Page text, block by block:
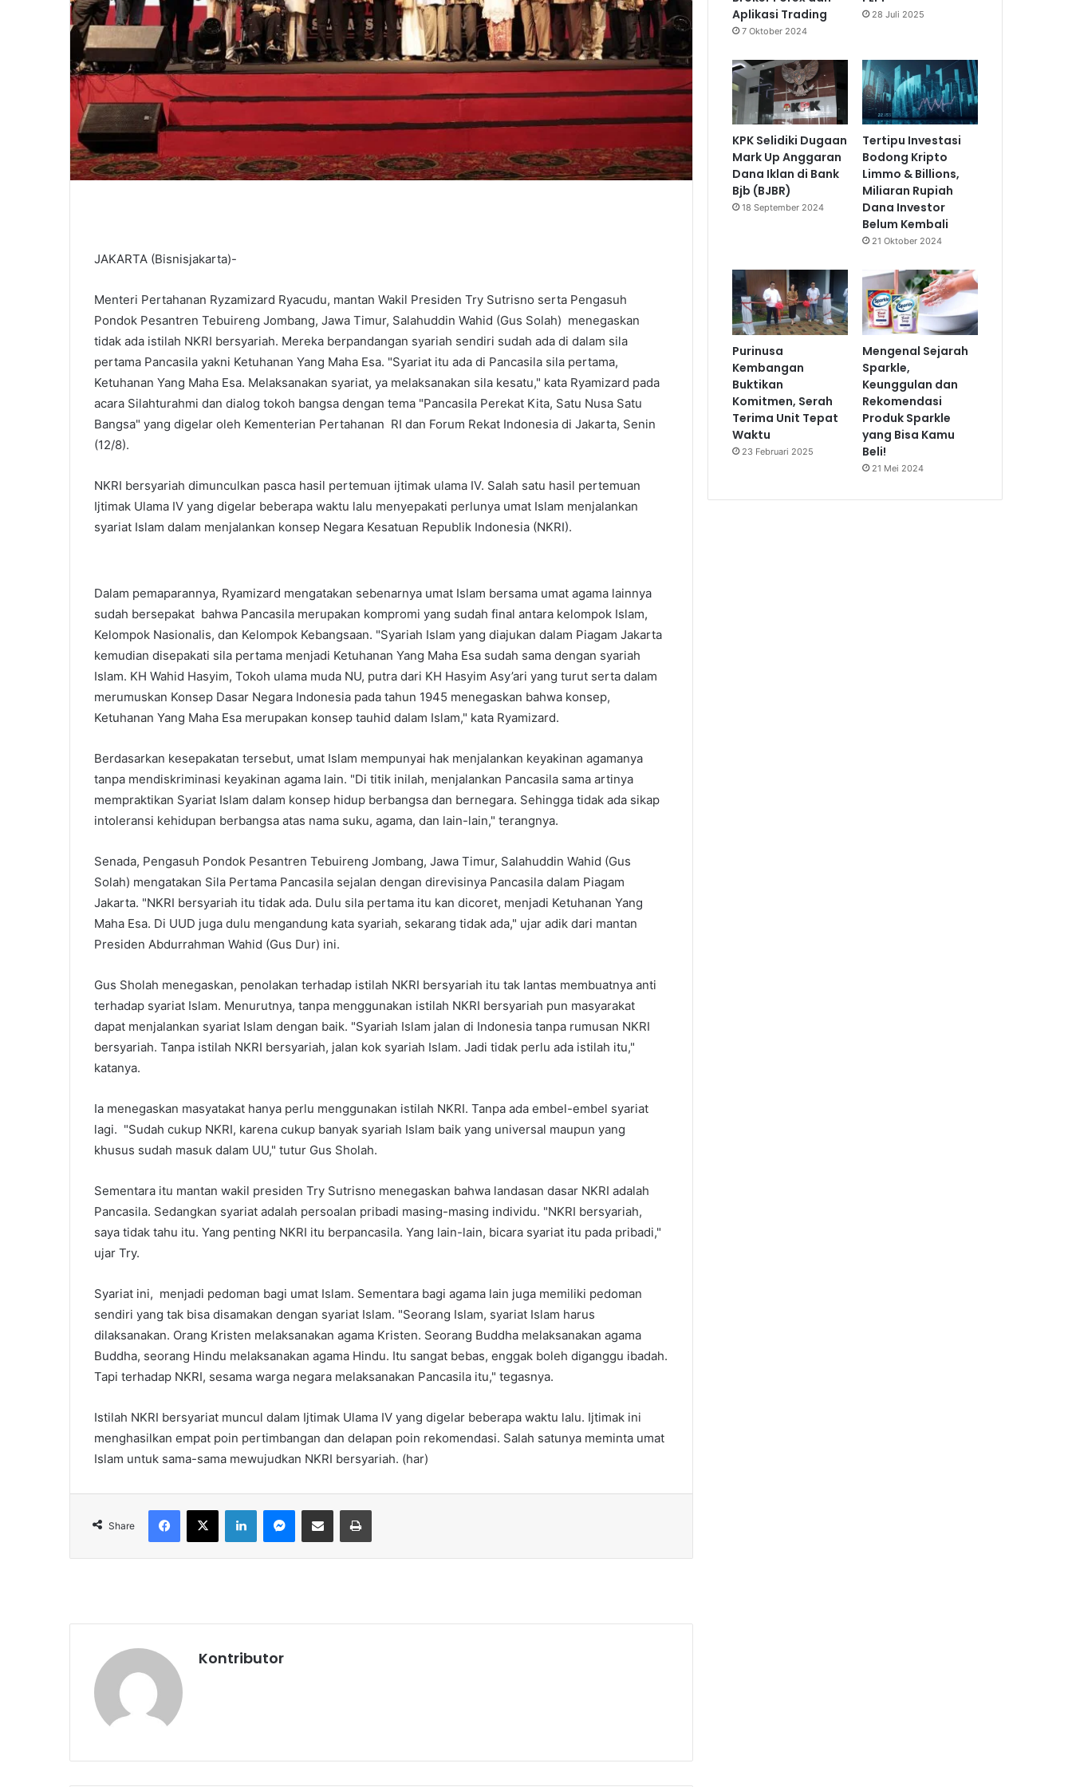
JAKARTA (Bisnisjakarta)-
Menteri Pertahanan Ryzamizard Ryacudu, mantan Wakil Presiden Try Sutrisno serta Pengasuh
Pondok Pesantren Tebuireng Jombang, Jawa Timur, Salahuddin Wahid (Gus Solah) menegaskan
tidak ada istilah NKRI bersyariah. Mereka berpandangan syariah sendiri sudah ada di dalam sila
pertama Pancasila yakni Ketuhanan Yang Maha Esa. "Syariat itu ada di Pancasila sila pertama,
Ketuhanan Yang Maha Esa. Melaksanakan syariat, ya melaksanakan sila kesatu," kata Ryamizard pada
acara Silahturahmi dan dialog tokoh bangsa dengan tema "Pancasila Perekat Kita, Satu Nusa Satu
Bangsa" yang digelar oleh Kementerian Pertahanan RI dan Forum Rekat Indonesia di Jakarta, Senin
(12/8).
NKRI bersyariah dimunculkan pasca hasil pertemuan ijtimak ulama IV. Salah satu hasil pertemuan
Ijtimak Ulama IV yang digelar beberapa waktu lalu menyepakati perlunya umat Islam menjalankan
syariat Islam dalam menjalankan konsep Negara Kesatuan Republik Indonesia (NKRI).
Dalam pemaparannya, Ryamizard mengatakan sebenarnya umat Islam bersama umat agama lainnya
sudah bersepakat bahwa Pancasila merupakan kompromi yang sudah final antara kelompok Islam,
Kelompok Nasionalis, dan Kelompok Kebangsaan. "Syariah Islam yang diajukan dalam Piagam Jakarta
kemudian disepakati sila pertama menjadi Ketuhanan Yang Maha Esa sudah sama dengan syariah
Islam. KH Wahid Hasyim, Tokoh ulama muda NU, putra dari KH Hasyim Asy’ari yang turut serta dalam
merumuskan Konsep Dasar Negara Indonesia pada tahun 1945 menegaskan bahwa konsep,
Ketuhanan Yang Maha Esa merupakan konsep tauhid dalam Islam," kata Ryamizard.
Berdasarkan kesepakatan tersebut, umat Islam mempunyai hak menjalankan keyakinan agamanya
tanpa mendiskriminasi keyakinan agama lain. "Di titik inilah, menjalankan Pancasila sama artinya
mempraktikan Syariat Islam dalam konsep hidup berbangsa dan bernegara. Sehingga tidak ada sikap
intoleransi kehidupan berbangsa atas nama suku, agama, dan lain-lain," terangnya.
Senada, Pengasuh Pondok Pesantren Tebuireng Jombang, Jawa Timur, Salahuddin Wahid (Gus
Solah) mengatakan Sila Pertama Pancasila sejalan dengan direvisinya Pancasila dalam Piagam
Jakarta. "NKRI bersyariah itu tidak ada. Dulu sila pertama itu kan dicoret, menjadi Ketuhanan Yang
Maha Esa. Di UUD juga dulu mengandung kata syariah, sekarang tidak ada," ujar adik dari mantan
Presiden Abdurrahman Wahid (Gus Dur) ini.
Gus Sholah menegaskan, penolakan terhadap istilah NKRI bersyariah itu tak lantas membuatnya anti
terhadap syariat Islam. Menurutnya, tanpa menggunakan istilah NKRI bersyariah pun masyarakat
dapat menjalankan syariat Islam dengan baik. "Syariah Islam jalan di Indonesia tanpa rumusan NKRI
bersyariah. Tanpa istilah NKRI bersyariah, jalan kok syariah Islam. Jadi tidak perlu ada istilah itu,"
katanya.
Ia menegaskan masyatakat hanya perlu menggunakan istilah NKRI. Tanpa ada embel-embel syariat
lagi. "Sudah cukup NKRI, karena cukup banyak syariah Islam baik yang universal maupun yang
khusus sudah masuk dalam UU," tutur Gus Sholah.
Sementara itu mantan wakil presiden Try Sutrisno menegaskan bahwa landasan dasar NKRI adalah
Pancasila. Sedangkan syariat adalah persoalan pribadi masing-masing individu. "NKRI bersyariah,
saya tidak tahu itu. Yang penting NKRI itu berpancasila. Yang lain-lain, bicara syariat itu pada pribadi,"
ujar Try.
Syariat ini, menjadi pedoman bagi umat Islam. Sementara bagi agama lain juga memiliki pedoman
sendiri yang tak bisa disamakan dengan syariat Islam. "Seorang Islam, syariat Islam harus
dilaksanakan. Orang Kristen melaksanakan agama Kristen. Seorang Buddha melaksanakan agama
Buddha, seorang Hindu melaksanakan agama Hindu. Itu sangat bebas, enggak boleh diganggu ibadah.
Tapi terhadap NKRI, sesama warga negara melaksanakan Pancasila itu," tegasnya.
Istilah NKRI bersyariat muncul dalam Ijtimak Ulama IV yang digelar beberapa waktu lalu. Ijtimak ini
menghasilkan empat poin pertimbangan dan delapan poin rekomendasi. Salah satunya meminta umat
Islam untuk sama-sama mewujudkan NKRI bersyariah. (har)
Share
Kontributor
Aplikasi Trading
7 Oktober 2024
28 Juli 2025
KPK Selidiki Dugaan
Mark Up Anggaran
Dana Iklan di Bank
Bjb (BJBR)
18 September 2024
Tertipu Investasi
Bodong Kripto
Limmo & Billions,
Miliaran Rupiah
Dana Investor
Belum Kembali
21 Oktober 2024
Purinusa
Kembangan
Buktikan
Komitmen, Serah
Terima Unit Tepat
Waktu
23 Februari 2025
Mengenal Sejarah
Sparkle,
Keunggulan dan
Rekomendasi
Produk Sparkle
yang Bisa Kamu
Beli!
21 Mei 2024